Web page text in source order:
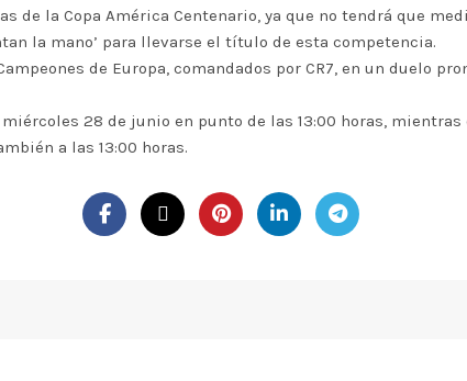
de la Copa América Centenario, ya que no tendrá que
la mano’ para llevarse el título de esta competencia.
de Europa, comandados por CR7, en un duelo
28 de junio en punto de las 13:00 horas,
a las 13:00 horas.